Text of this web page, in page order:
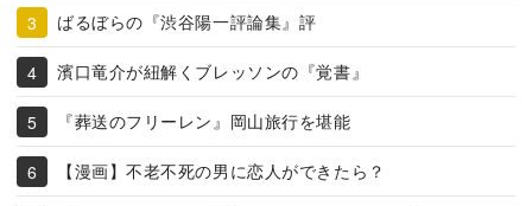
ばるぼらの『渋谷陽一評論集』評
濱口竜介が紐解くブレッソンの『覚書』
『葬送のフリーレン』岡山旅行を堪能
【漫画】不老不死の男に恋人ができたら？